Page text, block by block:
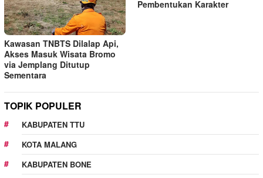
Kawasan TNBTS Dilalap Api,
Akses Masuk Wisata Bromo
via Jemplang Ditutup
Sementara
Pembentukan Karakter
TOPIK POPULER
KABUPATEN TTU
KOTA MALANG
KABUPATEN BONE